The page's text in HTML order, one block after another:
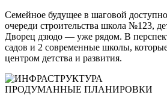
Семейное будущее в шаговой
очереди строительства школа №123,
Дворец дзюдо — уже рядом. В
садов и 2 современные школы,
центром детства и развития.
ПРОДУМАННЫЕ ПЛАНИРОВКИ